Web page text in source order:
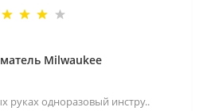
Milwaukee
руках одноразовый инстру..